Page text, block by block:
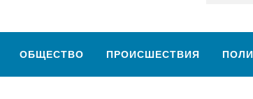
ОБЩЕСТВО ПРОИСШЕСТВИЯ